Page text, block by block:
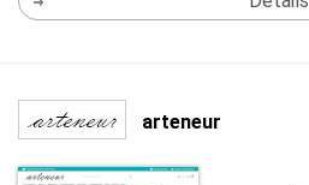
arteneur